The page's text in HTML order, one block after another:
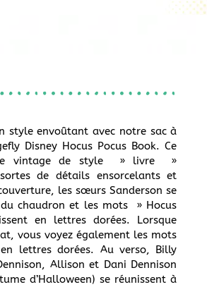
style envoûtant avec notre sac à
Disney Hocus Pocus Book. Ce
vintage de style » livre »
de détails ensorcelants et
les sœurs Sanderson se
chaudron et les mots » Hocus
en lettres dorées. Lorsque
vous voyez également les mots
lettres dorées. Au verso, Billy
Allison et Dani Dennison
d’Halloween) se réunissent à